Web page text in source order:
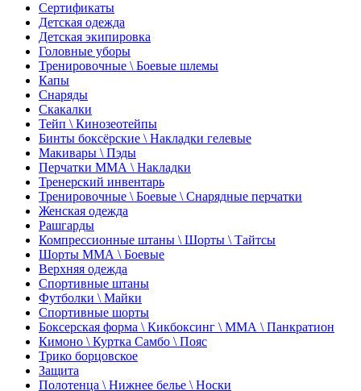
Сертификаты
Детская одежда
Детская экипировка
Головные уборы
Тренировочные \ Боевые шлемы
Капы
Снаряды
Скакалки
Тейп \ Кинозеотейпы
Бинты боксёрские \ Накладки гелевые
Макивары \ Пэды
Перчатки ММА \ Накладки
Тренерский инвентарь
Тренировочные \ Боевые \ Снарядные перчатки
Женская одежда
Рашгарды
Компрессионные штаны \ Шорты \ Тайтсы
Шорты ММА \ Боевые
Верхняя одежда
Спортивные штаны
Футболки \ Майки
Спортивные шорты
Боксерская форма \ Кикбоксинг \ ММА \ Панкратион
Кимоно \ Куртка Самбо \ Пояс
Трико борцовское
Защита
Полотенца \ Нижнее белье \ Носки